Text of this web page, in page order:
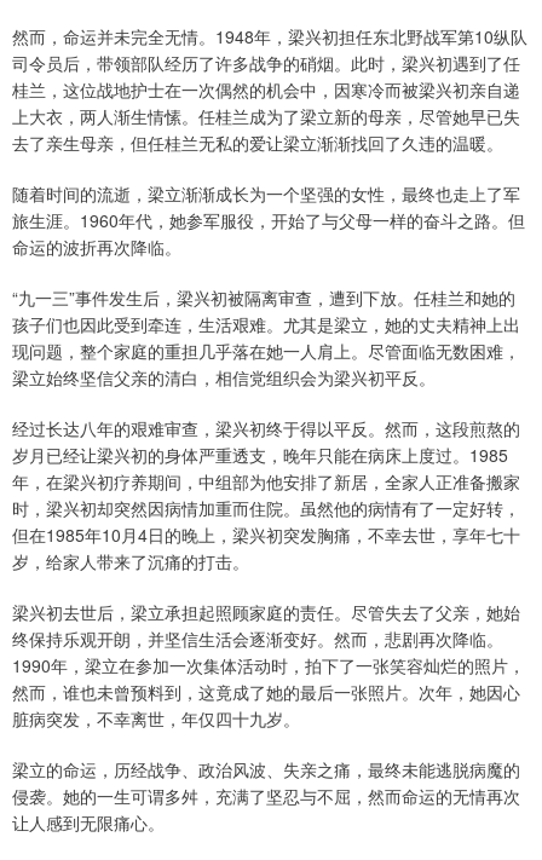
然而，命运并未完全无情。1948年，梁兴初担任东北野战军第10纵队
司令员后，带领部队经历了许多战争的硝烟。此时，梁兴初遇到了任
桂兰，这位战地护士在一次偶然的机会中，因寒冷而被梁兴初亲自递
上大衣，两人渐生情愫。任桂兰成为了梁立新的母亲，尽管她早已失
去了亲生母亲，但任桂兰无私的爱让梁立渐渐找回了久违的温暖。
随着时间的流逝，梁立渐渐成长为一个坚强的女性，最终也走上了军
旅生涯。1960年代，她参军服役，开始了与父母一样的奋斗之路。但
命运的波折再次降临。
“九一三”事件发生后，梁兴初被隔离审查，遭到下放。任桂兰和她的
孩子们也因此受到牵连，生活艰难。尤其是梁立，她的丈夫精神上出
现问题，整个家庭的重担几乎落在她一人肩上。尽管面临无数困难，
梁立始终坚信父亲的清白，相信党组织会为梁兴初平反。
经过长达八年的艰难审查，梁兴初终于得以平反。然而，这段煎熬的
岁月已经让梁兴初的身体严重透支，晚年只能在病床上度过。1985
年，在梁兴初疗养期间，中组部为他安排了新居，全家人正准备搬家
时，梁兴初却突然因病情加重而住院。虽然他的病情有了一定好转，
但在1985年10月4日的晚上，梁兴初突发胸痛，不幸去世，享年七十
岁，给家人带来了沉痛的打击。
梁兴初去世后，梁立承担起照顾家庭的责任。尽管失去了父亲，她始
终保持乐观开朗，并坚信生活会逐渐变好。然而，悲剧再次降临。
1990年，梁立在参加一次集体活动时，拍下了一张笑容灿烂的照片，
然而，谁也未曾预料到，这竟成了她的最后一张照片。次年，她因心
脏病突发，不幸离世，年仅四十九岁。
梁立的命运，历经战争、政治风波、失亲之痛，最终未能逃脱病魔的
侵袭。她的一生可谓多舛，充满了坚忍与不屈，然而命运的无情再次
让人感到无限痛心。